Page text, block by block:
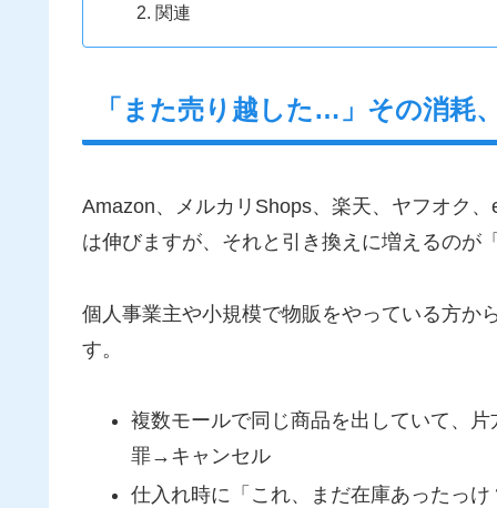
関連
「また売り越した…」その消耗
Amazon、メルカリShops、楽天、ヤフオク
は伸びますが、それと引き換えに増えるのが
個人事業主や小規模で物販をやっている方か
す。
複数モールで同じ商品を出していて、
罪→キャンセル
仕入れ時に「これ、まだ在庫あったっ